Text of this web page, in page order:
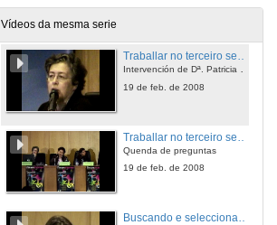
Vídeos da mesma serie
19 de feb. de 2008
Traballar no terceiro sector. ¿Qu é o terceiro sector? O terceiro sector como actual alcouve de emprego de universitarios. Expectativas e punto de vista de responsables e de profesionais deste sector.
Intervención de Dª. Patricia Meixide
19 de feb. de 2008
Quenda de preguntas
19 de feb. de 2008
Buscando e seleccionando traballadoras/es de perfil universitario para Noruega